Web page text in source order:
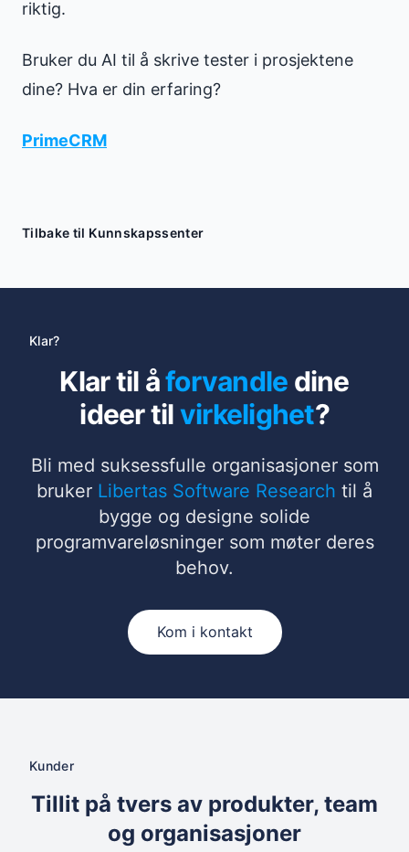
riktig.
Bruker du AI til å skrive tester i prosjektene
dine? Hva er din erfaring?
PrimeCRM
Tilbake til Kunnskapssenter
Klar?
Klar til åforvandle dine
ideer tilvirkelighet?
Bli med suksessfulle organisasjoner som
bruker Libertas Software Research til å
bygge og designe solide
programvareløsninger som møter deres
behov.
Kom i kontakt
Kunder
Tillit på tvers av produkter, team
og organisasjoner